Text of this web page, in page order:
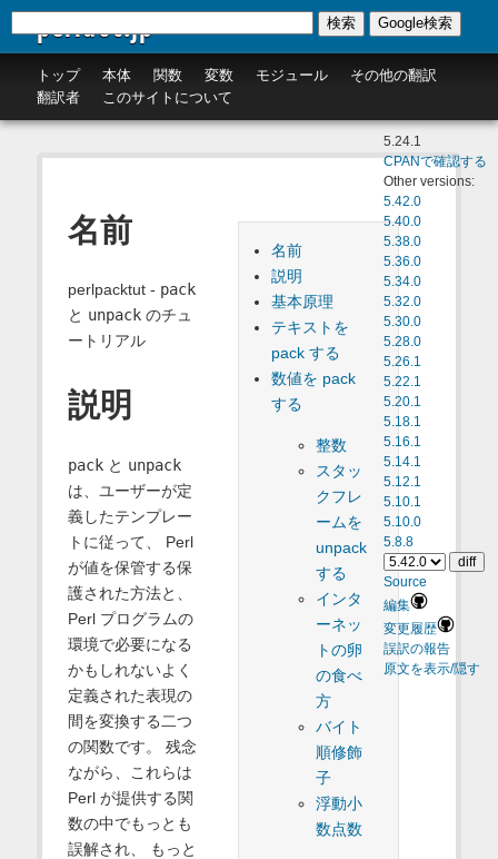
perldoc.jp
トップ 本体 関数 変数 モジュール
その他の翻訳
翻訳者
このサイトについて
検索 Google検索
5.24.1
CPANで確認する
Other versions:
5.42.0
5.40.0
5.38.0
5.36.0
5.34.0
5.32.0
5.30.0
5.28.0
5.26.1
5.22.1
5.20.1
5.18.1
5.16.1
5.14.1
5.12.1
5.10.1
5.10.0
5.8.8
Source
編集
変更履歴
誤訳の報告
原文を表示/隠す
名前
説明
基本原理
テキストを
pack する
数値を pack
する
整数
スタッ
クフレ
ームを
unpack
する
インタ
ーネッ
トの卵
の食べ
方
バイト
順修飾
子
浮動小
数点数
名前
perlpacktut - pack
と unpackのチュ
ートリアル
説明
packと unpack
は、ユーザーが定
義したテンプレー
トに従って、 Perl
が値を保管する保
護された方法と、
Perl プログラムの
環境で必要になる
かもしれないよく
定義された表現の
間を変換する二つ
の関数です。 残念
ながら、これらは
Perl が提供する関
数の中でもっとも
誤解され、 もっと